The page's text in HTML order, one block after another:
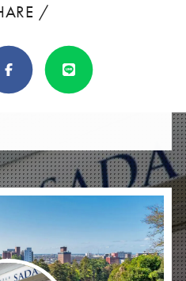
/
ろ
し
け
ば
シ
ェ
ア
し
Line